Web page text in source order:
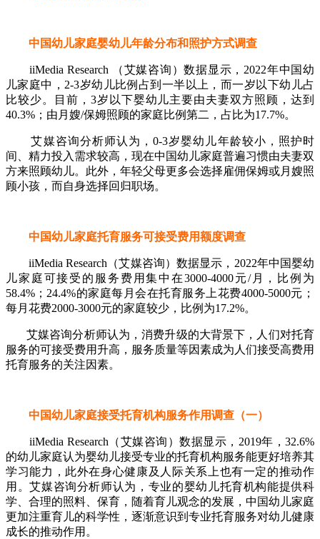
中国幼儿家庭婴幼儿年龄分布和照护方式调查
iiMedia Research （艾媒咨询）数据显示，2022年中国幼
儿家庭中，2-3岁幼儿比例占到一半以上，而一岁以下幼儿占
比较少。目前，3岁以下婴幼儿主要由夫妻双方照顾，达到
40.3%；由月嫂/保姆照顾的家庭比例第二，占比为17.7%。
艾媒咨询分析师认为，0-3岁婴幼儿年龄较小，照护时
间、精力投入需求较高，现在中国幼儿家庭普遍习惯由夫妻双
方来照顾幼儿。此外，年轻父母更多会选择雇佣保姆或月嫂照
顾小孩，而自身选择回归职场。
中国幼儿家庭托育服务可接受费用额度调查
iiMedia Research（艾媒咨询）数据显示，2022年中国婴幼
儿家庭可接受的服务费用集中在3000-4000元/月，比例为
58.4%；24.4%的家庭每月会在托育服务上花费4000-5000元；
每月花费2000-3000元的家庭较少，比例为17.2%。
艾媒咨询分析师认为，消费升级的大背景下，人们对托育
服务的可接受费用升高，服务质量等因素成为人们接受高费用
托育服务的关注因素。
中国幼儿家庭接受托育机构服务作用调查（一）
iiMedia Research（艾媒咨询）数据显示，2019年，32.6%
的幼儿家庭认为婴幼儿接受专业的托育机构服务能更好培养其
学习能力，此外在身心健康及人际关系上也有一定的推动作
用。艾媒咨询分析师认为，专业的婴幼儿托育机构能提供科
学、合理的照料、保育，随着育儿观念的发展，中国幼儿家庭
更加注重育儿的科学性，逐渐意识到专业托育服务对幼儿健康
成长的推动作用。